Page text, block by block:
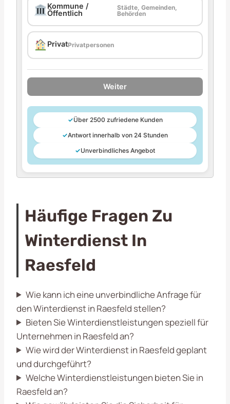
Kommune /
Öffentlich
Städte, Gemeinden,
Behörden
PrivatPrivatpersonen
Weiter
✓Über 2500 zufriedene Kunden
✓Antwort innerhalb von 24 Stunden
✓Unverbindliches Angebot
Häufige Fragen Zu
Winterdienst In
Raesfeld
Wie kann ich eine unverbindliche Anfrage für
den Winterdienst in Raesfeld stellen?
Bieten Sie Winterdienstleistungen speziell für
Unternehmen in Raesfeld an?
Wie wird der Winterdienst in Raesfeld geplant
und durchgeführt?
Welche Winterdienstleistungen bieten Sie in
Raesfeld an?